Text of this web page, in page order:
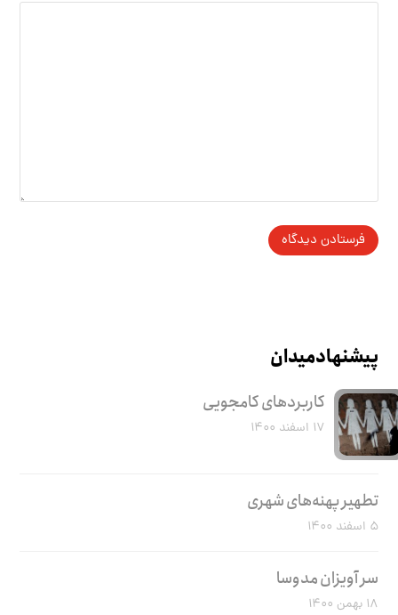
پیشنهاد میدان
کاربرد‌های کامجویی
۱۷ اسفند ۱۴۰۰
تطهیر پهنه‌های شهری
۵ اسفند ۱۴۰۰
سر آویزان مدوسا
۱۸ بهمن ۱۴۰۰